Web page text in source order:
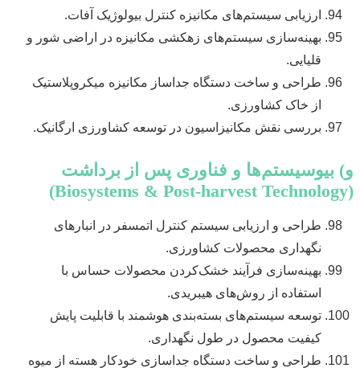
ارزیابی سیستم‌های مکانیزه کنترل بیولوژیک آفات.
بهینه‌سازی سیستم‌های زهکشی مکانیزه در اراضی شور و
قلیایی.
طراحی و ساخت دستگاه جداساز مکانیزه میکروپلاستیک
از خاک کشاورزی.
بررسی نقش مکانیزاسیون در توسعه کشاورزی ارگانیک.
و) بیوسیستم‌ها و فناوری پس از برداشت
(Biosystems & Post-harvest Technology)
طراحی و ارزیابی سیستم کنترل اتمسفر در انبارهای
نگهداری محصولات کشاورزی.
بهینه‌سازی فرآیند خشک‌کردن محصولات حساس با
استفاده از روش‌های هیبریدی.
توسعه سیستم‌های بسته‌بندی هوشمند با قابلیت پایش
کیفیت محصول در طول نگهداری.
طراحی و ساخت دستگاه جداسازی خودکار هسته از میوه